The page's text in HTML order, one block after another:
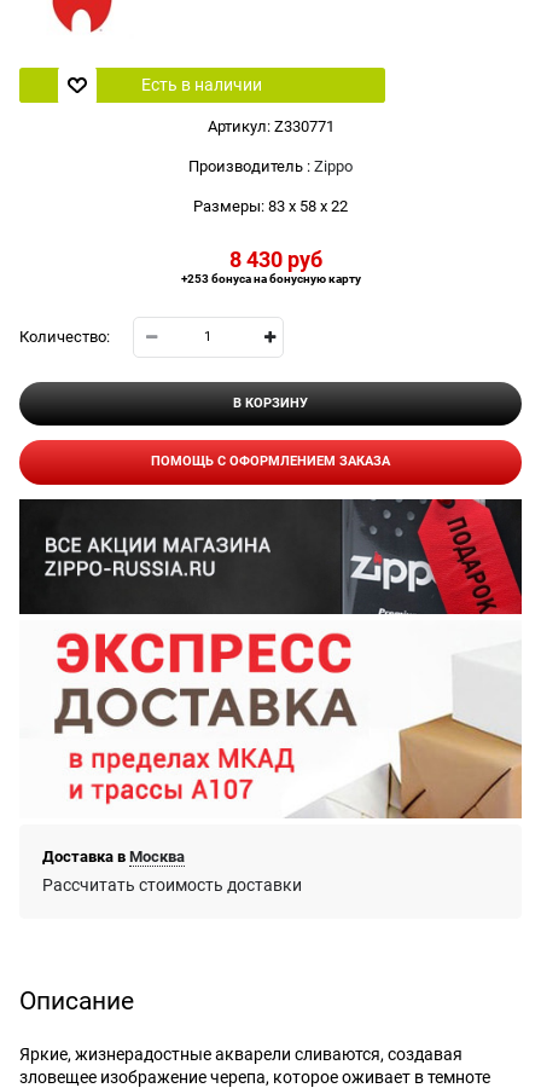
Есть в наличии
Артикул: Z330771
Производитель : Zippo
Размеры: 83 x 58 x 22
8 430 руб
+253 бонуса на бонусную карту
Количество:
В КОРЗИНУ
ПОМОЩЬ С ОФОРМЛЕНИЕМ ЗАКАЗА
Доставка в Москва
Рассчитать стоимость доставки
Описание
Яркие, жизнерадостные акварели сливаются, создавая
зловещее изображение черепа, которое оживает в темноте